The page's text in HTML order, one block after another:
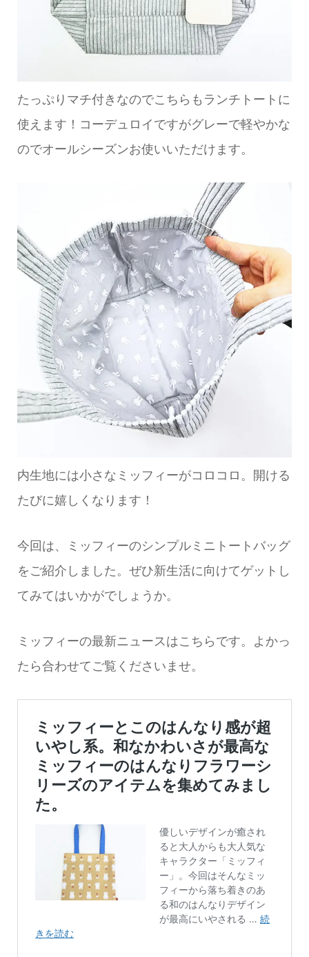
たっぷりマチ付きなのでこちらもランチトートに
使えます！コーデュロイですがグレーで軽やかな
のでオールシーズンお使いいただけます。
内生地には小さなミッフィーがコロコロ。開ける
たびに嬉しくなります！
今回は、ミッフィーのシンプルミニトートバッグ
をご紹介しました。ぜひ新生活に向けてゲットし
てみてはいかがでしょうか。
ミッフィーの最新ニュースはこちらです。よかっ
たら合わせてご覧くださいませ。